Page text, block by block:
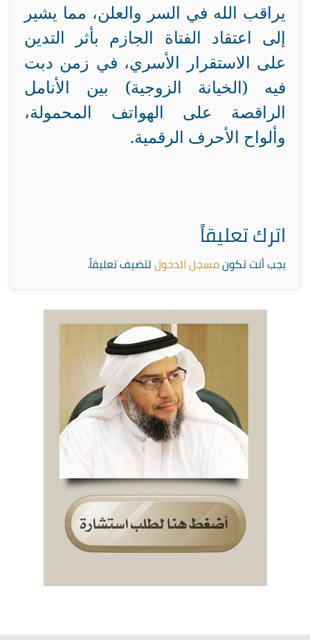
يراقب الله في السر والعلن، مما يشير
إلى اعتقاد الفتاة الجازم بأثر التدين
على الاستقرار الأسري، في زمن دبت
فيه (الخيانة الزوجية) بين الأنامل
الراقصة على الهواتف المحمولة،
وألواح الأحرف الرقمية.
اترك تعليقاً
يجب أنت تكونمسجل الدخوللتضيف تعليقاً.